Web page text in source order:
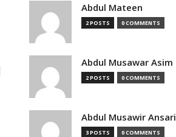
Abdul Mateen
2 POSTS 0 COMMENTS
Abdul Musawar Asim
2 POSTS 0 COMMENTS
Abdul Musawir Ansari
3 POSTS 0 COMMENTS